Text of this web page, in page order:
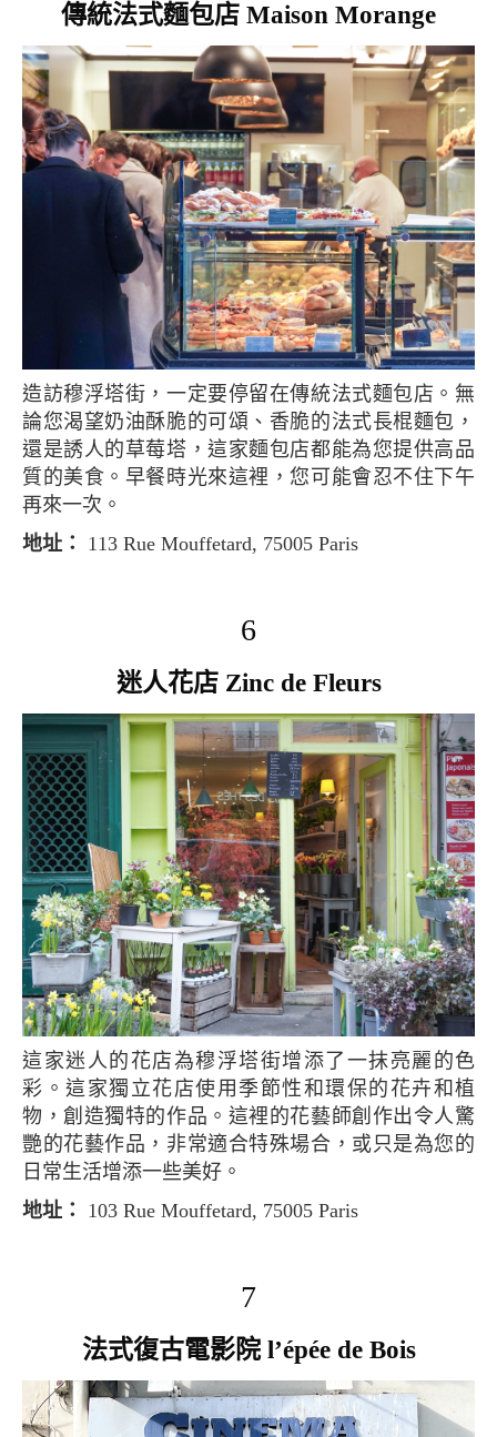
傳統法式麵包店 Maison Morange
造訪穆浮塔街，一定要停留在傳統法式麵包店。無
論您渴望奶油酥脆的可頌、香脆的法式長棍麵包，
還是誘人的草莓塔，這家麵包店都能為您提供高品
質的美食。早餐時光來這裡，您可能會忍不住下午
再來一次。
地址：
113 Rue Mouffetard, 75005 Paris
6
迷人花店 Zinc de Fleurs
這家迷人的花店為穆浮塔街增添了一抹亮麗的色
彩。這家獨立花店使用季節性和環保的花卉和植
物，創造獨特的作品。這裡的花藝師創作出令人驚
艷的花藝作品，非常適合特殊場合，或只是為您的
日常生活增添一些美好。
地址：
103 Rue Mouffetard, 75005 Paris
7
法式復古電影院 l’épée de Bois